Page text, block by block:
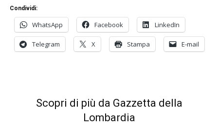
Condividi:
WhatsApp Facebook LinkedIn
Telegram X Stampa E-mail
Scopri di più da Gazzetta della
Lombardia